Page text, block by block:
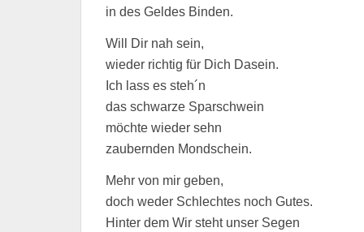
in des Geldes Binden.
Will Dir nah sein,
wieder richtig für Dich Dasein.
Ich lass es steh´n
das schwarze Sparschwein
möchte wieder sehn
zaubernden Mondschein.
Mehr von mir geben,
doch weder Schlechtes noch Gutes.
Hinter dem Wir steht unser Segen